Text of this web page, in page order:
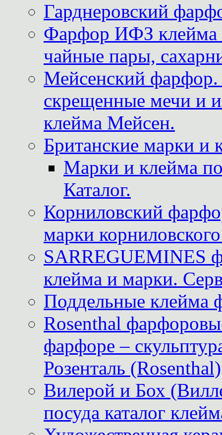
Гарднеровский
Фарфор ИФЗ клейма
чайные пары,
Мейсенский фарфор.
скрещенные мечи и
клейма Мейсен.
Британские марки и
Марки и клейма
Каталог.
Корниловский
марки
SARREGUEMINES
клейма и марки.
Поддельные клейма
Rosenthal
фарфоре –
Розенталь (Rosenthal)
Вилерой и Бох
посуда каталог